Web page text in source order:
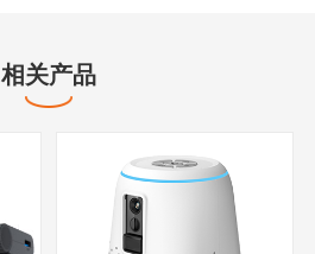
相关产品